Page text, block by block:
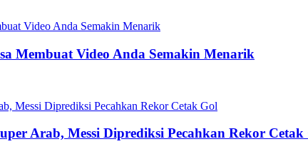
Membuat Video Anda Semakin Menarik
Arab, Messi Diprediksi Pecahkan Rekor Cetak